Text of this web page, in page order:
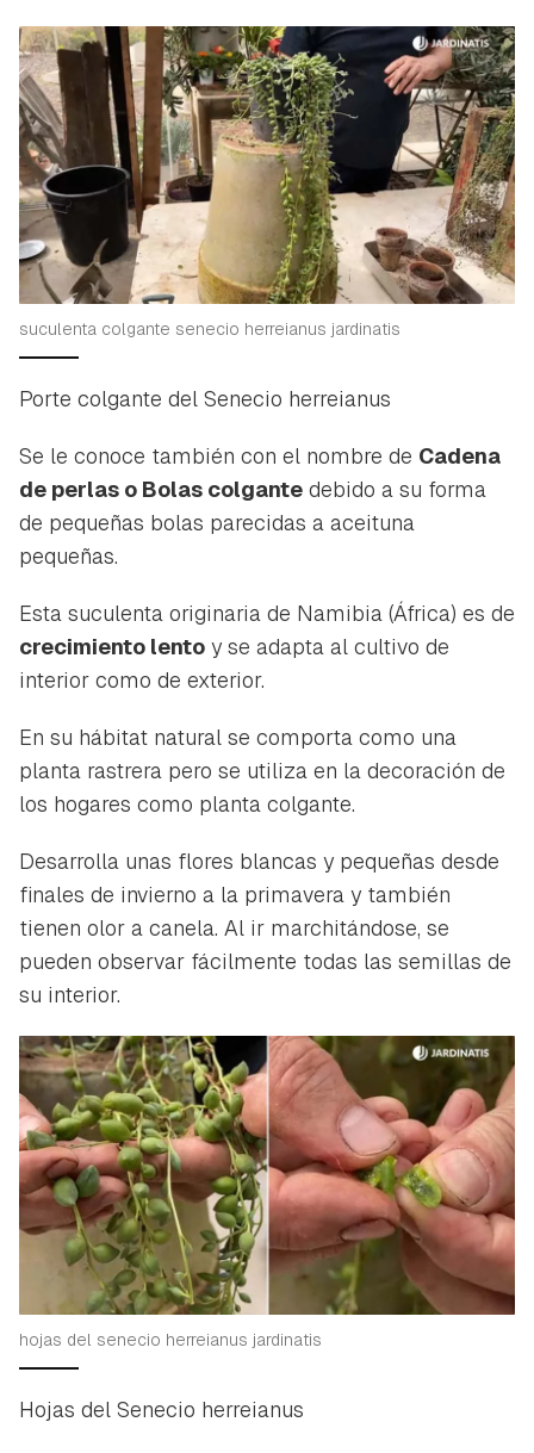
suculenta colgante senecio herreianus jardinatis
Porte colgante del Senecio herreianus
Se le conoce también con el nombre de Cadena
de perlas o Bolas colgante debido a su forma
de pequeñas bolas parecidas a aceituna
pequeñas.
Esta suculenta originaria de Namibia (África) es de
crecimiento lento y se adapta al cultivo de
interior como de exterior.
En su hábitat natural se comporta como una
planta rastrera pero se utiliza en la decoración de
los hogares como planta colgante.
Desarrolla unas flores blancas y pequeñas desde
finales de invierno a la primavera y también
tienen olor a canela. Al ir marchitándose, se
pueden observar fácilmente todas las semillas de
su interior.
hojas del senecio herreianus jardinatis
Hojas del Senecio herreianus